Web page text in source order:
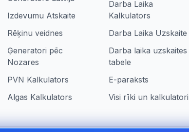
Izdevumu Atskaite
Rēķinu veidnes
Ģeneratori pēc
Nozares
PVN Kalkulators
Algas Kalkulators
Darba Laika
Kalkulators
Darba Laika Uzskaite
Darba laika uzskaites
tabele
E-paraksts
Visi rīki un kalkulatori